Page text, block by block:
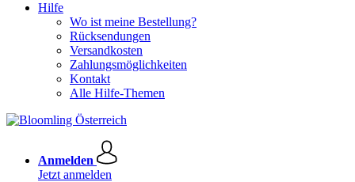
Hilfe
Wo ist meine Bestellung?
Rücksendungen
Versandkosten
Zahlungsmöglichkeiten
Kontakt
Alle Hilfe-Themen
Anmelden
Jetzt anmelden